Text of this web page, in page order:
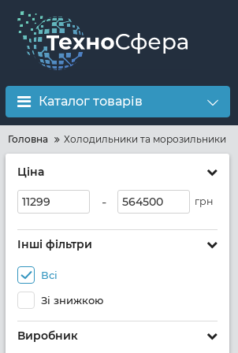
Каталог товарів
Головна Холодильники та морозильники
Ціна
- грн
Інші фільтри
Всі
Зі знижкою
Виробник